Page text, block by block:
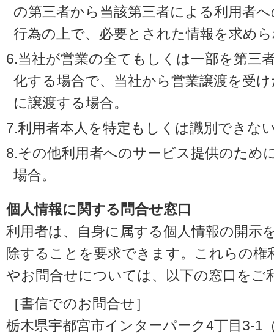
の第三者から当該第三者による利用者
行為の上で、必要とされた情報を求め
6.当社が営業の全てもしくは一部を第三
化する場合で、当社から営業譲渡を受
に譲渡する場合。
7.利用者本人を特定もしくは識別できな
8.その他利用者へのサービス提供のため
場合。
個人情報に関する問合せ窓口
利用者は、自身に属する個人情報の開示
除することを要求できます。これらの権
やお問合せについては、以下の窓口をご
［書信でのお問合せ］
栃木県宇都宮市インターパーク4丁目3-1